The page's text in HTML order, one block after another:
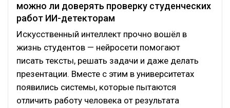
можно ли доверять проверку студенческих
работ ИИ-детекторам
Искусственный интеллект прочно вошёл в
жизнь студентов — нейросети помогают
писать тексты, решать задачи и даже делать
презентации. Вместе с этим в университетах
появились системы, которые пытаются
отличить работу человека от результата